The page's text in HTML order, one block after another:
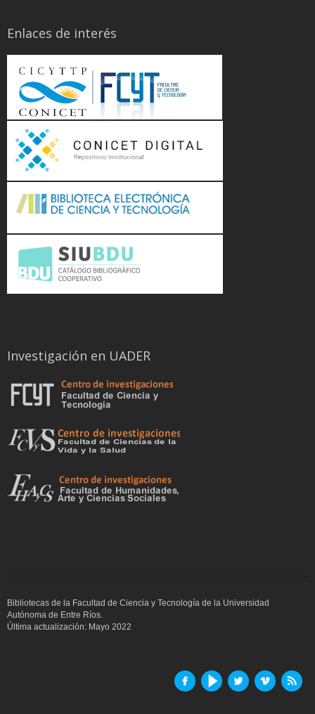
Enlaces de interés
Investigación en UADER
Bibliotecas de la Facultad de Ciencia y Tecnología de la Universidad
Autónoma de Entre Ríos.
Última actualización: Mayo 2022